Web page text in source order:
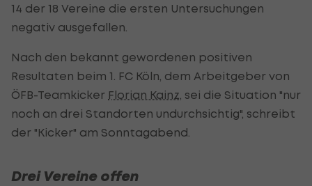
14 der 18 Vereine die ersten Untersuchungen
negativ ausgefallen.
Nach den bekannt gewordenen positiven
Resultaten beim 1. FC Köln, dem Arbeitgeber von
ÖFB-Teamkicker Florian Kainz , sei die Situation "nur
noch an drei Standorten undurchsichtig", schreibt
der "Kicker" am Sonntagabend.
Drei Vereine offen